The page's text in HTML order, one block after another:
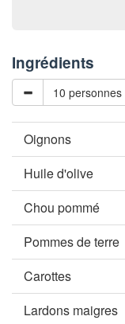
Ingrédients
10 personnes
Oignons
Huile d'olive
Chou pommé
Pommes de terre
Carottes
Lardons maigres